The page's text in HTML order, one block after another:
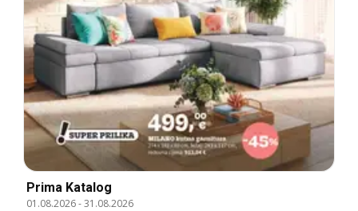
Prima Katalog
01.08.2026-31.08.2026